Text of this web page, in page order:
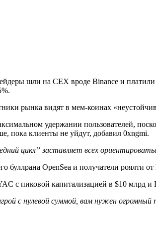
шли на CEX вроде Binance и
рынка видят в мем-коинах
удержании пользователей,
пока клиенты не уйдут, добавил 0xngmi.
цикл” заставляет всех
буллрана OpenSea и получатели роялти
с пиковой капитализацией в $10 млрд
с нулевой суммой, вам нужен